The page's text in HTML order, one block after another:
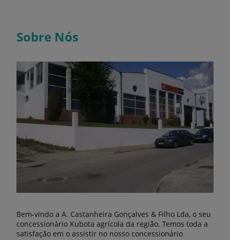
Sobre Nós
Bem-vindo a A. Castanheira Gonçalves & Filho Lda, o seu
concessionário Kubota agrícola da região. Temos toda a
satisfação em o assistir no nosso concessionário